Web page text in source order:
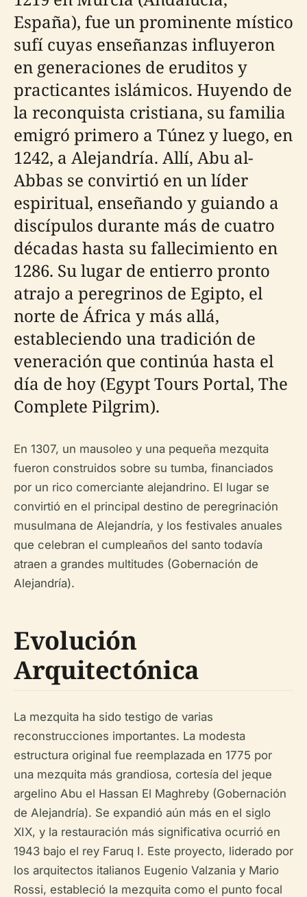
España), fue un prominente místico
sufí cuyas enseñanzas influyeron
en generaciones de eruditos y
practicantes islámicos. Huyendo de
la reconquista cristiana, su familia
emigró primero a Túnez y luego, en
1242, a Alejandría. Allí, Abu al-
Abbas se convirtió en un líder
espiritual, enseñando y guiando a
discípulos durante más de cuatro
décadas hasta su fallecimiento en
1286. Su lugar de entierro pronto
atrajo a peregrinos de Egipto, el
norte de África y más allá,
estableciendo una tradición de
veneración que continúa hasta el
día de hoy (Egypt Tours Portal, The
Complete Pilgrim).
En 1307, un mausoleo y una pequeña mezquita
fueron construidos sobre su tumba, financiados
por un rico comerciante alejandrino. El lugar se
convirtió en el principal destino de peregrinación
musulmana de Alejandría, y los festivales anuales
que celebran el cumpleaños del santo todavía
atraen a grandes multitudes (Gobernación de
Alejandría).
Evolución
Arquitectónica
La mezquita ha sido testigo de varias
reconstrucciones importantes. La modesta
estructura original fue reemplazada en 1775 por
una mezquita más grandiosa, cortesía del jeque
argelino Abu el Hassan El Maghreby (Gobernación
de Alejandría). Se expandió aún más en el siglo
XIX, y la restauración más significativa ocurrió en
1943 bajo el rey Faruq I. Este proyecto, liderado por
los arquitectos italianos Eugenio Valzania y Mario
Rossi, estableció la mezquita como el punto focal